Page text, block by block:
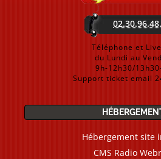
Téléphone et
du Lundi au
9h-12h30/
Support ticket email
Hébergement site
CMS Radio